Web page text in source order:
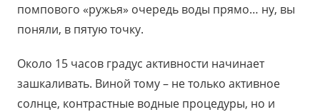
помпового «ружья» очередь воды прямо… ну, вы
поняли, в пятую точку.
Около 15 часов градус активности начинает
зашкаливать. Виной тому – не только активное
солнце, контрастные водные процедуры, но и